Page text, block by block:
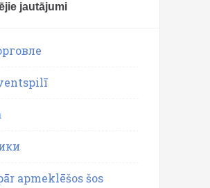
jautājumi
apmeklēšos šos